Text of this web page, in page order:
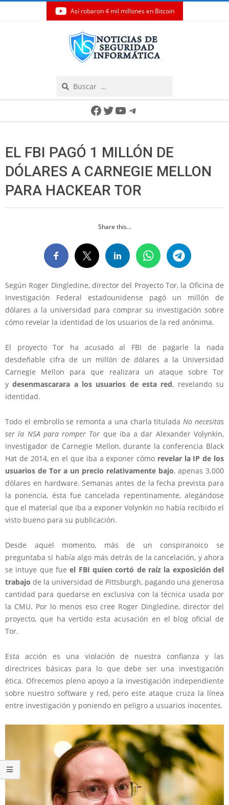
Así robaron 4 mil millones en Bitcoin
Facebook
Twitter
YouTube
Telegram
EL FBI PAGÓ 1 MILLÓN DE
DÓLARES A CARNEGIE MELLON
PARA HACKEAR TOR
Share this...
Según Roger Dingledine, director del Proyecto Tor, la Oficina de
Investigación Federal estadounidense pagó un millón de
dólares a la universidad para comprar su investigación sobre
cómo revelar la identidad de los usuarios de la red anónima.
El proyecto Tor ha acusado al FBI de pagarle la nada
desdeñable cifra de un millón de dólares a la Universidad
Carnegie Mellon para que realizara un ataque sobre Tor
ydesenmascarara a los usuarios de esta red, revelando su
identidad.
Todo el embrollo se remonta a una charla tituladaNo necesitas
ser la NSA para romper Tor que iba a dar Alexander Volynkin,
investigador de Carnegie Mellon, durante la conferencia Black
Hat de 2014, en el que iba a exponer cómo revelar la IP de los
usuarios de Tor a un precio relativamente bajo, apenas 3.000
dólares en hardware. Semanas antes de la fecha prevista para
la ponencia, ésta fue cancelada repentinamente, alegándose
que el material que iba a exponer Volynkin no había recibido el
visto bueno para su publicación.
Desde aquel momento, más de un conspiranoico se
preguntaba si había algo más detrás de la cancelación, y ahora
se intuye que fueel FBI quien cortó de raíz la exposición del
trabajo de la universidad de Pittsburgh, pagando una generosa
cantidad para quedarse en exclusiva con la técnica usada por
la CMU. Por lo menos eso cree Roger Dingledine, director del
proyecto, que ha vertido esta acusación en el blog oficial de
Tor.
Esta acción es una violación de nuestra confianza y las
directrices básicas para lo que debe ser una investigación
ética. Ofrecemos pleno apoyo a la investigación independiente
sobre nuestro software y red, pero este ataque cruza la línea
entre investigación y poniendo en peligro a usuarios inocentes.